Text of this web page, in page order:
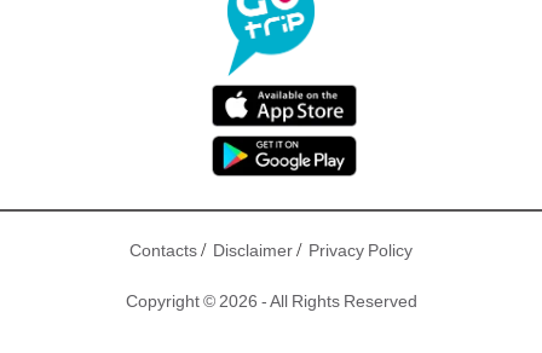
Contacts/ Disclaimer/ Privacy Policy
Copyright © 2026 - All Rights Reserved